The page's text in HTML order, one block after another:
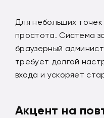
Для небольших
простота. Система
браузерный
требует долгой
входа и ускоряет
Акцент на